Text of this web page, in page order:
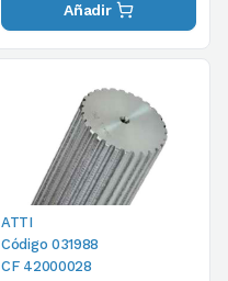
Añadir
ATTI
Código 031988
CF 42000028